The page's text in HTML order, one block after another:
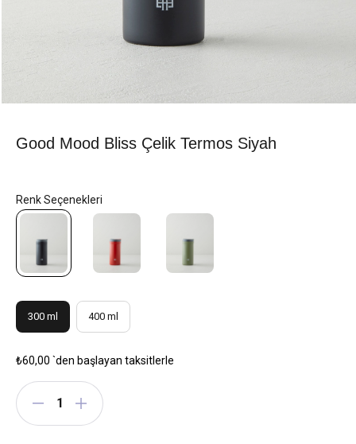
Good Mood Bliss Çelik Termos Siyah
300 ml 400 ml
₺60,00 `den başlayan taksitlerle